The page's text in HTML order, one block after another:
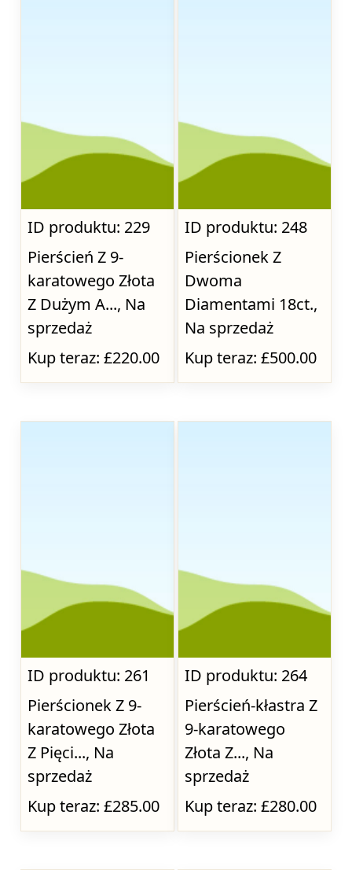
ID produktu: 229
Pierścień Z 9-
karatowego Złota
Z Dużym A..., Na
sprzedaż
Kup teraz: £220.00
ID produktu: 248
Pierścionek Z
Dwoma
Diamentami 18ct.,
Na sprzedaż
Kup teraz: £500.00
ID produktu: 261
Pierścionek Z 9-
karatowego Złota
Z Pięci..., Na
sprzedaż
Kup teraz: £285.00
ID produktu: 264
Pierścień-kłastra Z
9-karatowego
Złota Z..., Na
sprzedaż
Kup teraz: £280.00